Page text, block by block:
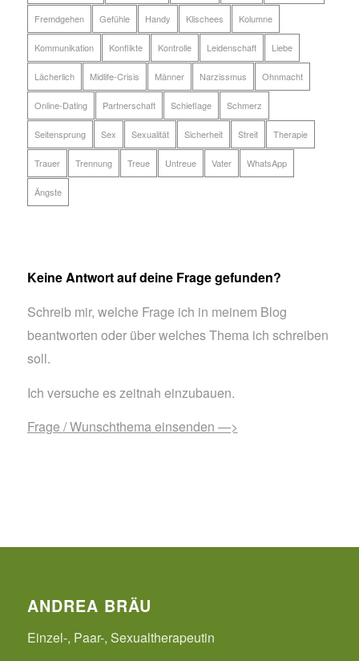
Fremdgehen Gefühle Handy Klischees Kolumne
Kommunikation Konflikte Kontrolle Leidenschaft Liebe
Lächerlich Midlife-Crisis Männer Narzissmus Ohnmacht
Online-Dating Partnerschaft Schieflage Schmerz
Seitensprung Sex Sexualität Sicherheit Streit Therapie
Trauer Trennung Treue Untreue Vater WhatsApp
Ängste
Keine Antwort auf deine Frage gefunden?
Schreib mir, welche Frage ich in meinem Blog
beantworten oder über welches Thema ich schreiben
soll.
Ich versuche es zeitnah einzubauen.
Frage / Wunschthema einsenden —>
ANDREA BRÄU
Einzel-, Paar-, Sexualtherapeutin